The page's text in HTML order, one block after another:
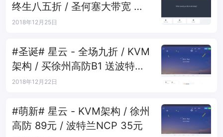
终生八五折 / 圣何塞大带宽 洛
杉矶GIA 波特兰高防
2018年12月25日
#圣诞# 星云 - 全场九折 / KVM
架构 / 买徐州高防B1 送波特兰
B0
2018年12月22日
#萌新# 星云 - KVM架构 / 徐州
高防 89元 / 波特兰NCP 35元